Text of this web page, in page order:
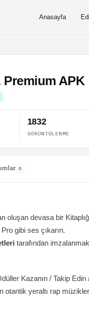
Anasayfa
Premium APK
1832
GÖRÜNTÜLENME
0
oluşan devasa bir
gibi ses çıkarın.
tarafından
Kazanın / Takip Edin
otantik yeraltı rap